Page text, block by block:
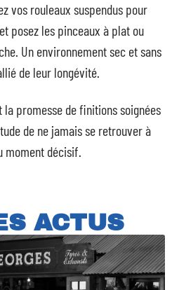
vos rouleaux suspendus pour
posez les pinceaux à plat ou
Un environnement sec et sans
de leur longévité.
la promesse de finitions soignées
de ne jamais se retrouver à
décisif.
ACTUS